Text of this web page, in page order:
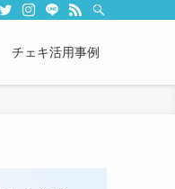
チェキ活用事例